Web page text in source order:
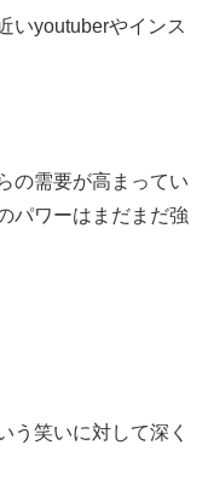
いyoutuberやインス
の需要が高まってい
パワーはまだまだ強
う笑いに対して深く